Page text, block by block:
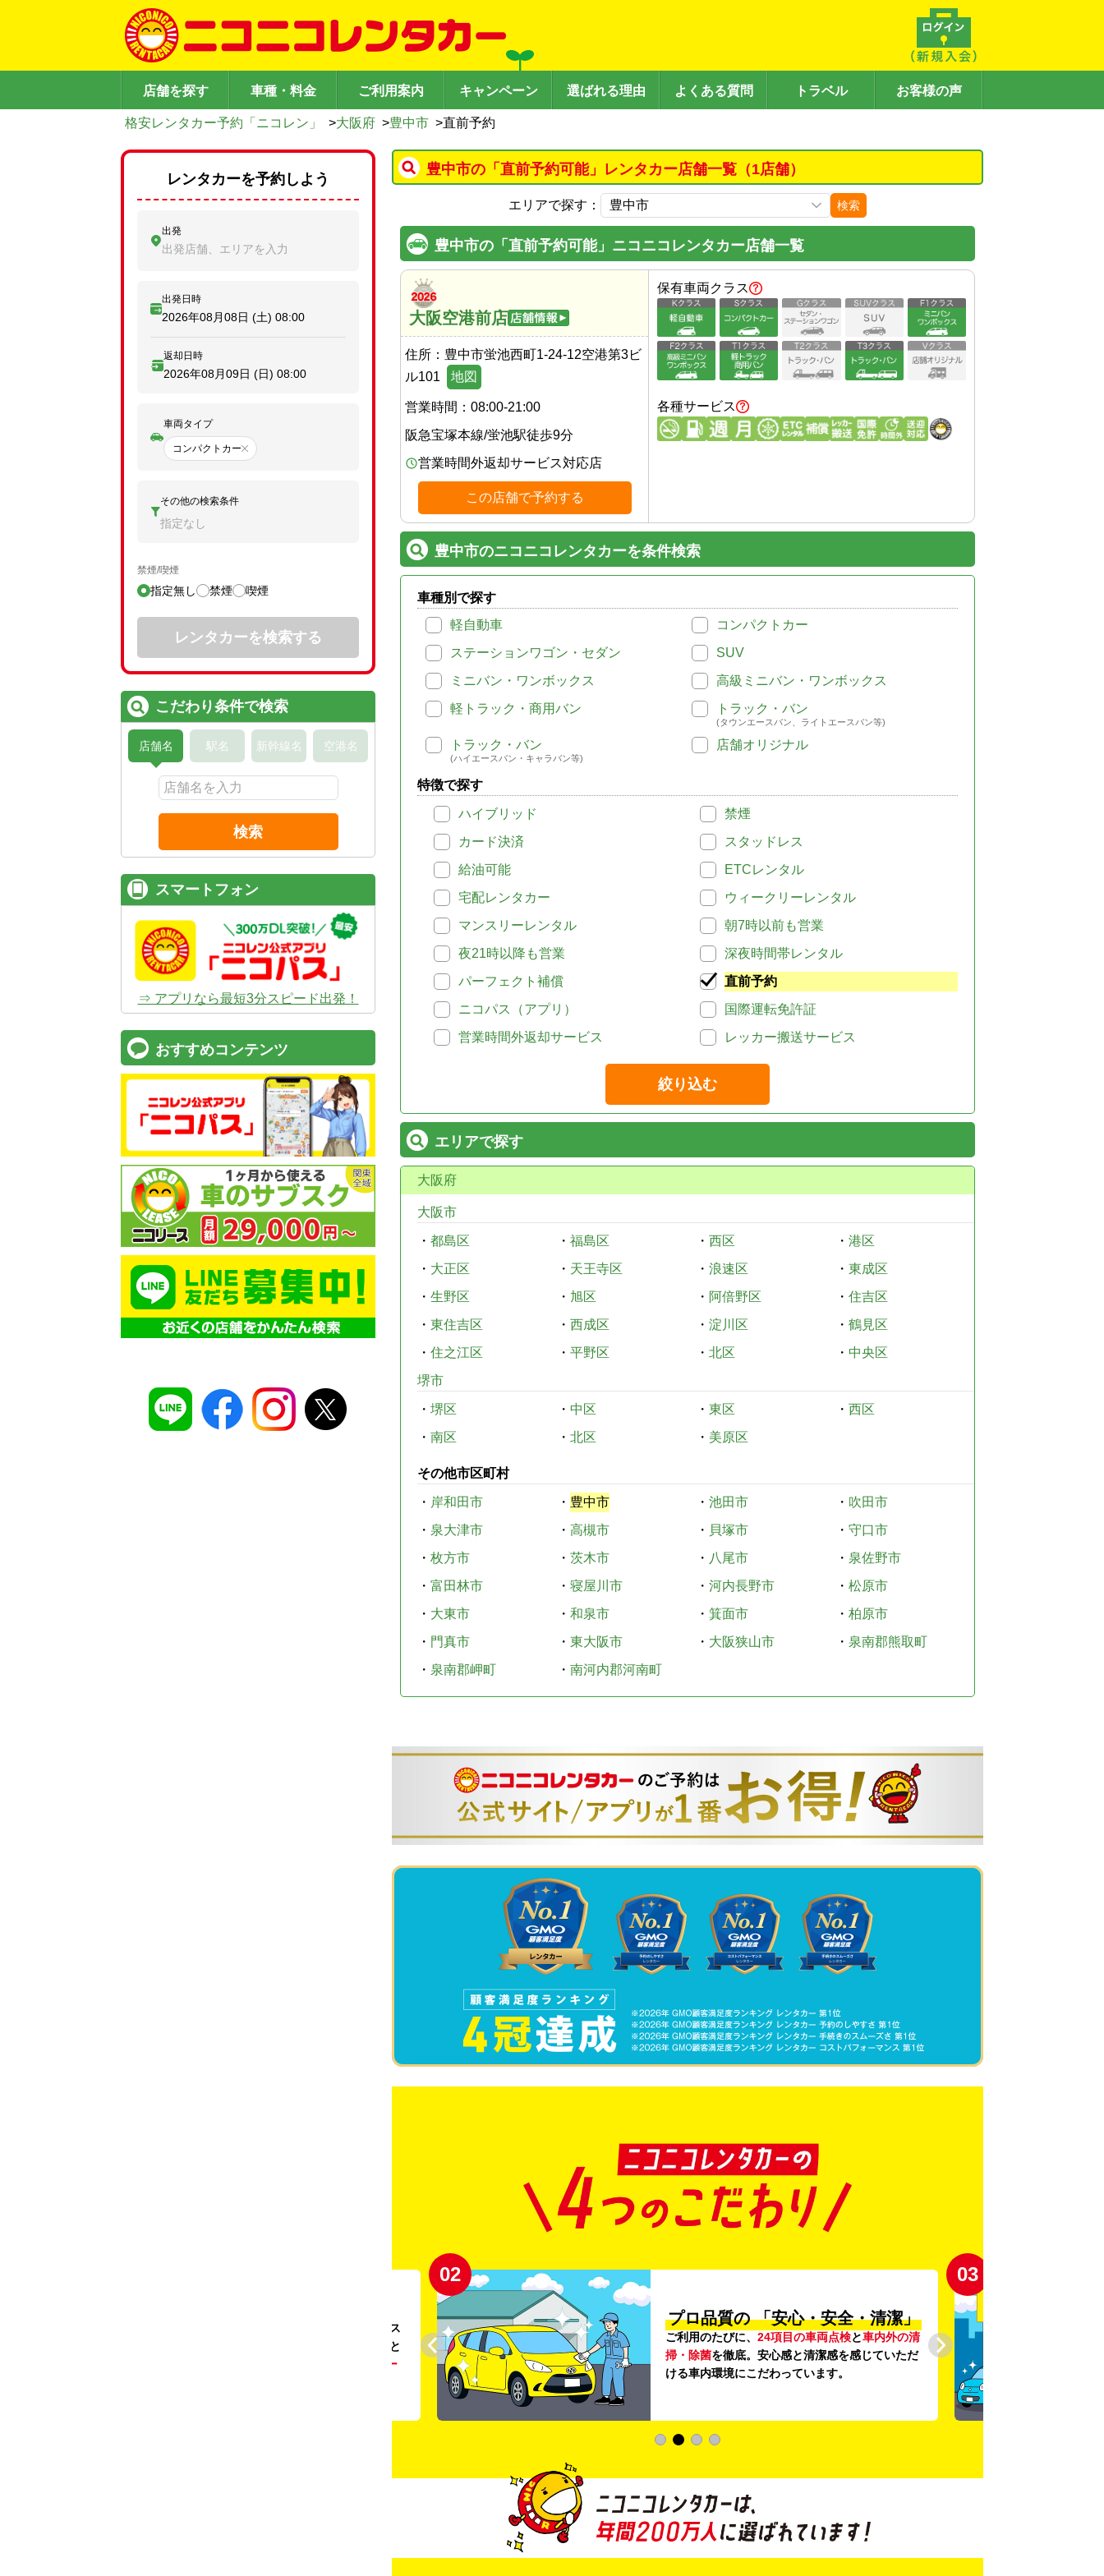
店舗を探す 車種・料金 ご利用案内 キャンペーン 選ばれる理由 よくある質問 トラベル お客様の声
格安レンタカー予約「ニコレン」 >大阪府 >豊中市 >直前予約
豊中市の「直前予約可能」レンタカー店舗一覧（1店舗）
エリアで探す： 検索
豊中市の「直前予約可能」ニコニコレンタカー店舗一覧
大阪空港前店
住所： 豊中市蛍池西町1-24-12空港第3ビ
ル101
地図
営業時間： 08:00-21:00
阪急宝塚本線/蛍池駅徒歩9分
営業時間外返却サービス対応店
この店舗で予約する
保有車両クラス
各種サービス
豊中市のニコニコレンタカーを条件検索
車種別で探す
軽自動車
コンパクトカー
ステーションワゴン・セダン
SUV
ミニバン・ワンボックス
高級ミニバン・ワンボックス
軽トラック・商用バン
トラック・バン
(タウンエースバン、ライトエースバン等)
トラック・バン
(ハイエースバン・キャラバン等)
店舗オリジナル
特徴で探す
ハイブリッド
禁煙
カード決済
スタッドレス
給油可能
ETCレンタル
宅配レンタカー
ウィークリーレンタル
マンスリーレンタル
朝7時以前も営業
夜21時以降も営業
深夜時間帯レンタル
パーフェクト補償
直前予約
ニコパス（アプリ）
国際運転免許証
営業時間外返却サービス
レッカー搬送サービス
絞り込む
エリアで探す
大阪府
大阪市
・ 都島区 ・ 福島区 ・ 西区 ・ 港区
・ 大正区 ・ 天王寺区 ・ 浪速区 ・ 東成区
・ 生野区 ・ 旭区 ・ 阿倍野区 ・ 住吉区
・ 東住吉区 ・ 西成区 ・ 淀川区 ・ 鶴見区
・ 住之江区 ・ 平野区 ・ 北区 ・ 中央区
堺市
・ 堺区 ・ 中区 ・ 東区 ・ 西区
・ 南区 ・ 北区 ・ 美原区
その他市区町村
・ 岸和田市 ・ 豊中市 ・ 池田市 ・ 吹田市
・ 泉大津市 ・ 高槻市 ・ 貝塚市 ・ 守口市
・ 枚方市 ・ 茨木市 ・ 八尾市 ・ 泉佐野市
・ 富田林市 ・ 寝屋川市 ・ 河内長野市 ・ 松原市
・ 大東市 ・ 和泉市 ・ 箕面市 ・ 柏原市
・ 門真市 ・ 東大阪市 ・ 大阪狭山市 ・ 泉南郡熊取町
・ 泉南郡岬町 ・ 南河内郡河南町
。ガソリンス
タンドや整備工場の既存インフラを活用すること
リー
02
プロ品質の 「安心・安全・清潔」
ご利用のたびに、 24項目の車両点検と車内外の清
掃・除菌を徹底。安心感と清潔感を感じていただ
ける車内環境にこだわっています。
03
レンタカーを予約しよう
出発
出発店舗、エリアを入力
出発日時
2026年08月08日 (土) 08:00
返却日時
2026年08月09日 (日) 08:00
車両タイプ
コンパクトカー
その他の検索条件
指定なし
禁煙/喫煙
指定無し 禁煙 喫煙
レンタカーを検索する
こだわり条件で検索
店舗名 駅名 新幹線名 空港名
検索
スマートフォン
⇒ アプリなら最短3分スピード出発！
おすすめコンテンツ